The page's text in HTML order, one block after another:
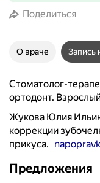
Поделиться
О враче Запись
Стоматолог-
ортодонт.
Жукова Юлия
коррекции
прикуса.
Предложения